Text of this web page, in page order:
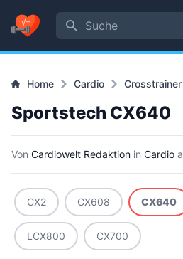
Suche
Home Cardio Crosstrainer
Sportstech CX640
Von Cardiowelt Redaktion in Cardio
CX2 CX608 CX640
LCX800 CX700